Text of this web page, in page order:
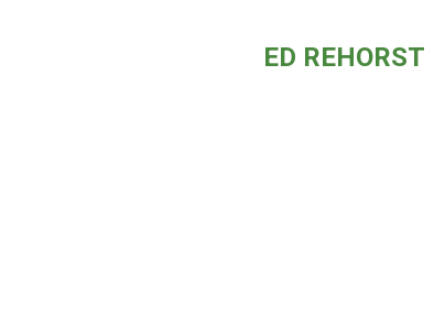
ED REHORST